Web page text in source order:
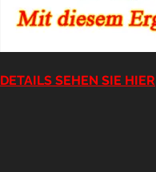
DETAILS SEHEN SIE HIER